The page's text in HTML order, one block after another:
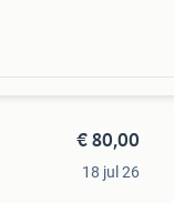
€ 80,00
18 jul 26